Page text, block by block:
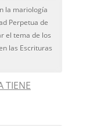
la mariología
Perpetua de
el tema de los
las Escrituras
TIENE